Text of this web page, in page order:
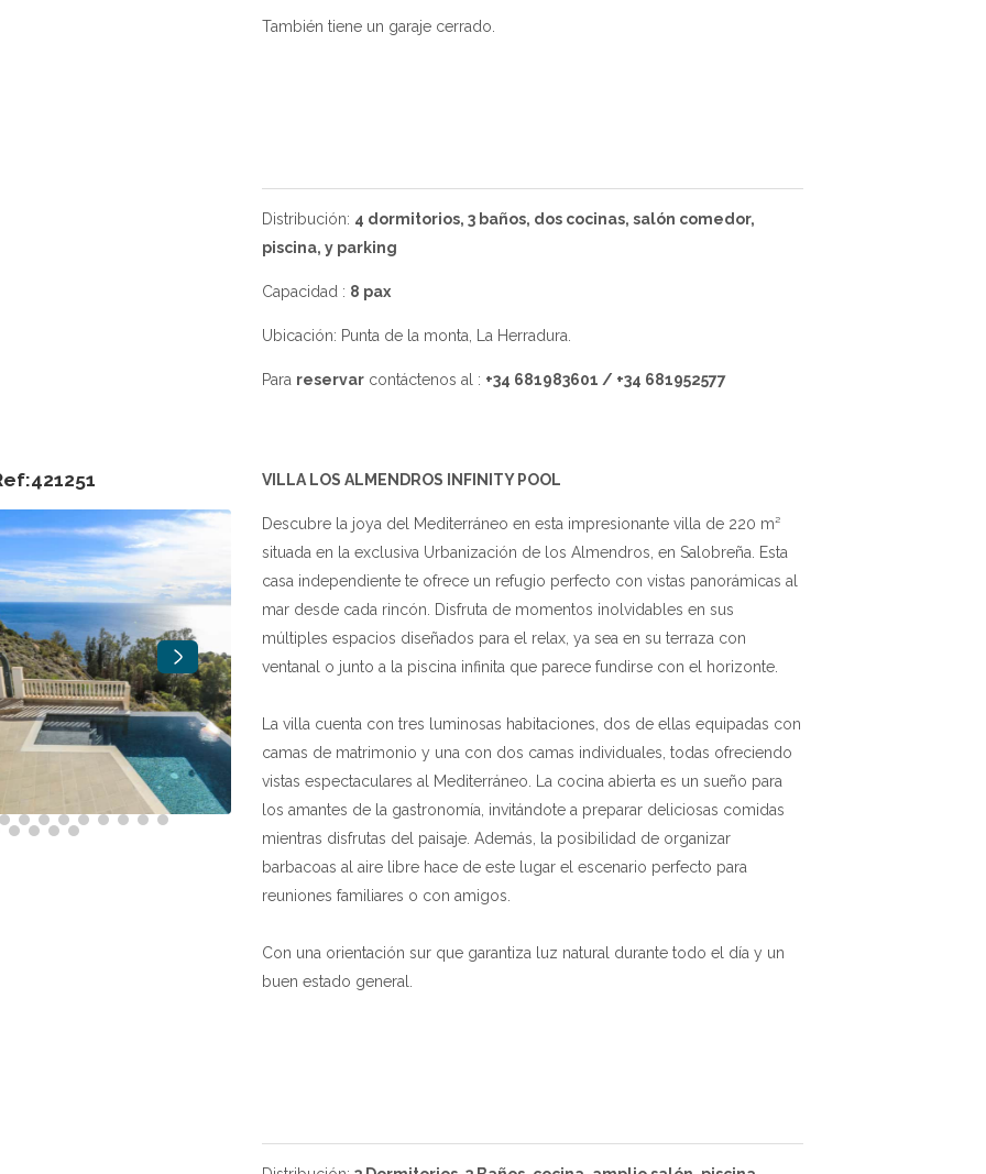
También tiene un garaje cerrado.
Distribución: 4 dormitorios, 3 baños, dos cocinas, salón comedor,
piscina, y parking
Capacidad : 8 pax
Ubicación: Punta de la monta, La Herradura.
Para reservar contáctenos al : +34 681983601 / +34 681952577
VILLA LOS ALMENDROS INFINITY POOL
Descubre la joya del Mediterráneo en esta impresionante villa de 220 m²
situada en la exclusiva Urbanización de los Almendros, en Salobreña. Esta
casa independiente te ofrece un refugio perfecto con vistas panorámicas al
mar desde cada rincón. Disfruta de momentos inolvidables en sus
múltiples espacios diseñados para el relax, ya sea en su terraza con
ventanal o junto a la piscina infinita que parece fundirse con el horizonte.
La villa cuenta con tres luminosas habitaciones, dos de ellas equipadas con
camas de matrimonio y una con dos camas individuales, todas ofreciendo
vistas espectaculares al Mediterráneo. La cocina abierta es un sueño para
los amantes de la gastronomía, invitándote a preparar deliciosas comidas
mientras disfrutas del paisaje. Además, la posibilidad de organizar
barbacoas al aire libre hace de este lugar el escenario perfecto para
reuniones familiares o con amigos.
Con una orientación sur que garantiza luz natural durante todo el día y un
buen estado general.